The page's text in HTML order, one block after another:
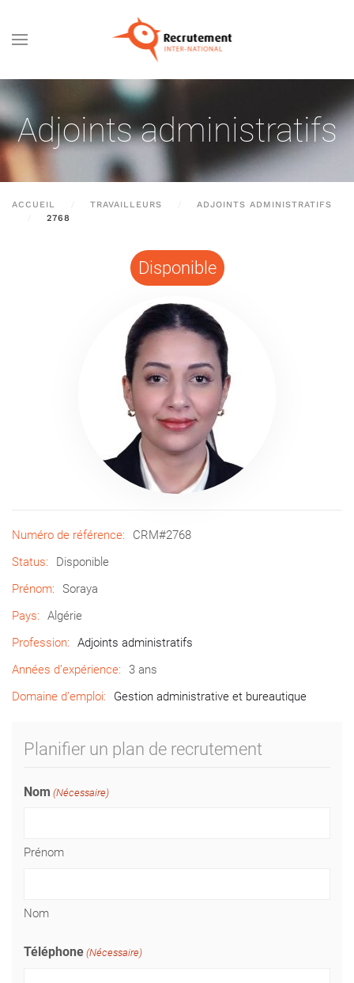
Passer au contenu principal
Adjoints administratifs
ACCUEIL TRAVAILLEURS
ADJOINTS ADMINISTRATIFS
2768
Disponible
Numéro de référence:
CRM#2768
Status:
Disponible
Prénom:
Soraya
Pays:
Algérie
Profession:
Adjoints administratifs
Années d’expérience:
3 ans
Domaine d’emploi:
Gestion administrative et bureautique
Planifier un plan de recrutement
Nom (Nécessaire)
Prénom
Nom
Téléphone (Nécessaire)